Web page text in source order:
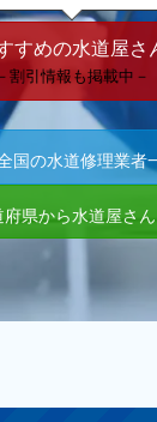
すめの水道屋さ
割引情報も掲載中－
国の水道修理業者
府県から水道屋さ